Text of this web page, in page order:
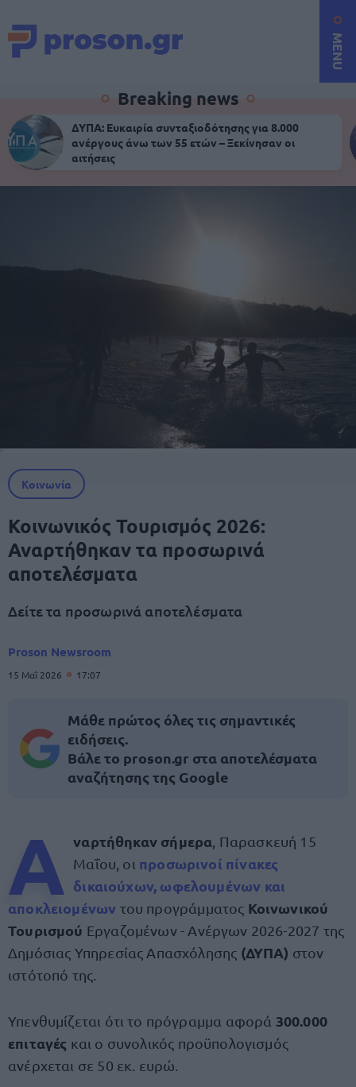
MENU
Breaking news
ΔΥΠΑ: Ευκαιρία συνταξιοδότησης για 8.000
ανέργους άνω των 55 ετών – Ξεκίνησαν οι
αιτήσεις
Κοινωνία
Κοινωνικός Τουρισμός 2026:
Αναρτήθηκαν τα προσωρινά
αποτελέσματα
Δείτε τα προσωρινά αποτελέσματα
Proson Newsroom
15 Μαΐ 2026 17:07
Μάθε πρώτος όλες τις σημαντικές
ειδήσεις.
Βάλε το proson.gr στα αποτελέσματα
αναζήτησης της Google
Α ναρτήθηκαν σήμερα , Παρασκευή 15
Μαΐου, οι προσωρινοί πίνακες
δικαιούχων, ωφελουμένων και
αποκλειομένων του προγράμματος Κοινωνικού
Τουρισμού Εργαζομένων - Ανέργων 2026-2027 της
Δημόσιας Υπηρεσίας Απασχόλησης (ΔΥΠΑ) στον
ιστότοπό της.
Υπενθυμίζεται ότι το πρόγραμμα αφορά 300.000
επιταγές και ο συνολικός προϋπολογισμός
ανέρχεται σε 50 εκ. ευρώ.